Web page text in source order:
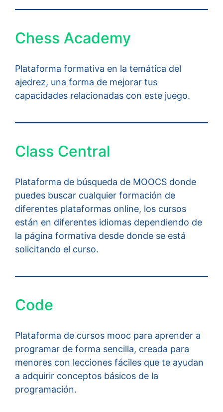
Chess Academy
Plataforma formativa en la temática del
ajedrez, una forma de mejorar tus
capacidades relacionadas con este juego.
Class Central
Plataforma de búsqueda de MOOCS donde
puedes buscar cualquier formación de
diferentes plataformas online, los cursos
están en diferentes idiomas dependiendo de
la página formativa desde donde se está
solicitando el curso.
Code
Plataforma de cursos mooc para aprender a
programar de forma sencilla, creada para
menores con lecciones fáciles que te ayudan
a adquirir conceptos básicos de la
programación.